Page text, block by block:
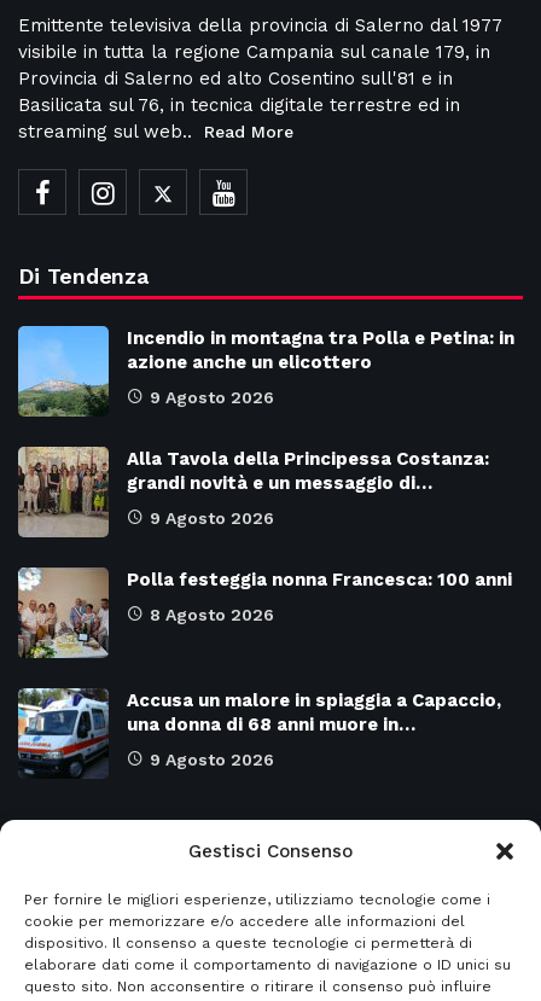
Gestisci Consenso
Per fornire le migliori esperienze, utilizziamo tecnologie come i
cookie per memorizzare e/o accedere alle informazioni del
dispositivo. Il consenso a queste tecnologie ci permetterà di
elaborare dati come il comportamento di navigazione o ID unici su
questo sito. Non acconsentire o ritirare il consenso può influire
Emittente televisiva della provincia di Salerno dal 1977
visibile in tutta la regione Campania sul canale 179, in
Provincia di Salerno ed alto Cosentino sull'81 e in
Basilicata sul 76, in tecnica digitale terrestre ed in
streaming sul web..
Read More
Di Tendenza
Incendio in montagna tra Polla e Petina: in
azione anche un elicottero
9 Agosto 2026
Alla Tavola della Principessa Costanza:
grandi novità e un messaggio di…
9 Agosto 2026
Polla festeggia nonna Francesca: 100 anni
8 Agosto 2026
Accusa un malore in spiaggia a Capaccio,
una donna di 68 anni muore in…
9 Agosto 2026
Attualità 8978
Cronaca 6485
Primo piano 5965
SALERNO e Provincia 4137
Regione CAMPANIA 2132